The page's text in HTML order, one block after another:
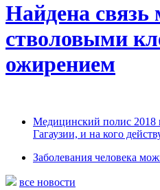
Найдена связь
стволовыми
ожирением
Медицинский полис 2018
Гагаузии, и на кого
Заболевания человека
все новости